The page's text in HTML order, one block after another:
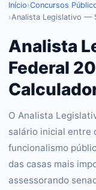
Início›Concursos
›Analista Legislativo —
Analista
Federal
O Analista
salário inicial entre
funcionalismo
das casas mais
assessorando